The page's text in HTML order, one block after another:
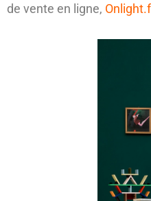
de vente en ligne,